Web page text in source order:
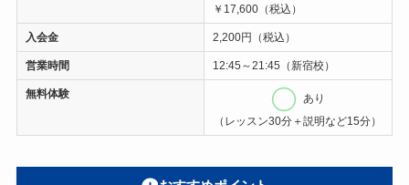
￥17,600（税込）
入会金 2,200円（税込）
営業時間 12:45～21:45（新宿校）
無料体験
あり
（レッスン30分＋説明など15分）